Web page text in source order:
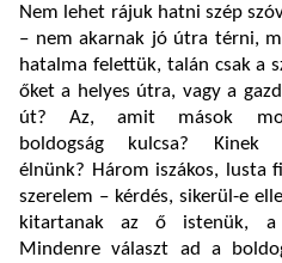
Nem lehet rájuk hatni szép
– nem akarnak jó útra térni,
hatalma felettük, talán csak a
őket a helyes útra, vagy a
út? Az, amit mások
boldogság kulcsa?
élnünk? Három iszákos, lusta
szerelem – kérdés, sikerül-e
kitartanak az ő istenük, a
Mindenre választ ad a